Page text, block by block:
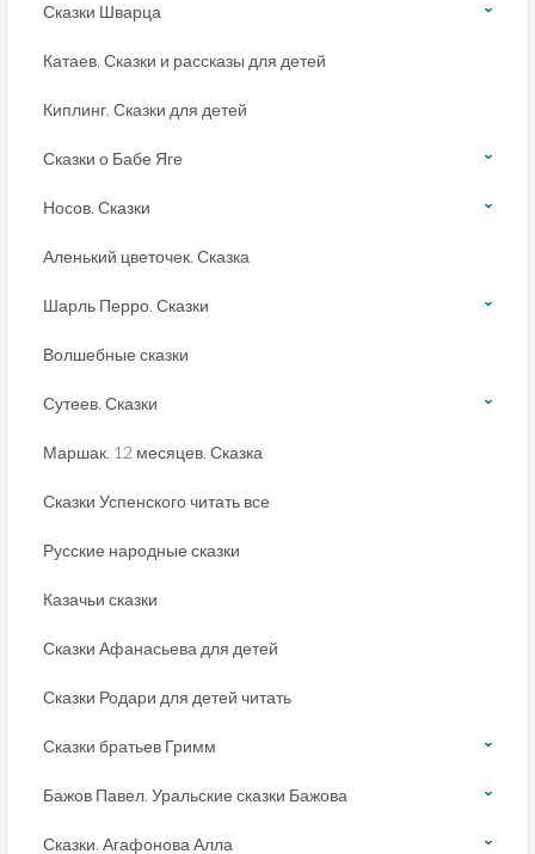
Сказки Шварца
Катаев. Сказки и рассказы для детей
Киплинг. Сказки для детей
Сказки о Бабе Яге
Носов. Сказки
Аленький цветочек. Сказка
Шарль Перро. Сказки
Волшебные сказки
Сутеев. Сказки
Маршак. 12 месяцев. Сказка
Сказки Успенского читать все
Русские народные сказки
Казачьи сказки
Сказки Афанасьева для детей
Сказки Родари для детей читать
Сказки братьев Гримм
Бажов Павел. Уральские сказки Бажова
Сказки. Агафонова Алла